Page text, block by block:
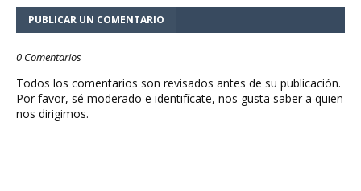
PUBLICAR UN COMENTARIO
0 Comentarios
Todos los comentarios son revisados antes de su publicación.
Por favor, sé moderado e identifícate, nos gusta saber a quien
nos dirigimos.